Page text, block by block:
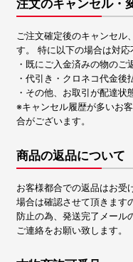
注文のキャンセル・
ご注文確定後のキャンセル
す。 特に以下の場合は対応
・既にご入金済みの物のご
・代引き・クロネコ代金後
・その他、お取引が配達状
※キャンセル履歴が多いお
合がございます。
商品の返品について
お客様都合での返品はお受
場合は確認させて頂きます
防止の為、発送完了メール
ご連絡をお願い致します。